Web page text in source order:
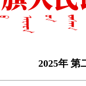
2025年 第